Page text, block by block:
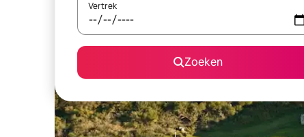
Vertrek
Zoeken